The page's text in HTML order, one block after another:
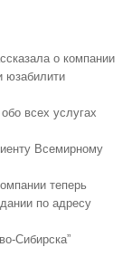
о компании
юзабилити
всех услугах
Всемирному
теперь
по адресу
Сибирска”